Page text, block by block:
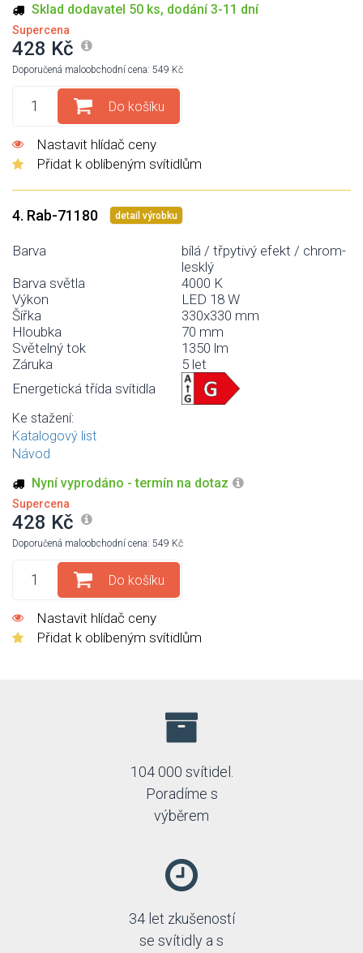
Sklad dodavatel 50 ks, dodání 3-11 dní
Supercena
428 Kč
Doporučená maloobchodní cena: 549 Kč
Do košíku
Nastavit hlídač ceny
Přidat k oblíbeným svítidlům
4. Rab-71180 detail výrobku
Barva
bílá / třpytivý efekt / chrom-
lesklý
Barva světla
4000 K
Výkon
LED 18 W
Šířka
330x330 mm
Hloubka
70 mm
Světelný tok
1350 lm
Záruka
5 let
Energetická třída svítidla
Ke stažení:
Katalogový list
Návod
Nyní vyprodáno - termín na dotaz
Supercena
428 Kč
Doporučená maloobchodní cena: 549 Kč
Do košíku
Nastavit hlídač ceny
Přidat k oblíbeným svítidlům
104 000 svítidel.
Poradíme s
výběrem
34 let zkušeností
se svítidly a s